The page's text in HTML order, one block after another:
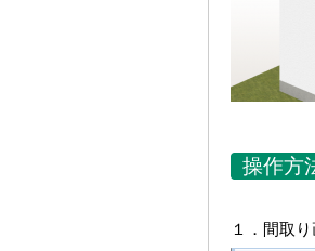
操作方
１．間取